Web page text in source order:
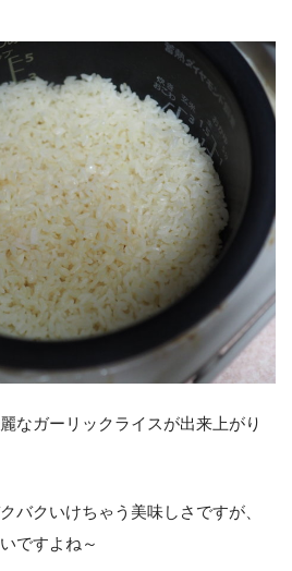
なガーリックライスが出来上がり
バクいけちゃう美味しさですが、
ですよね～